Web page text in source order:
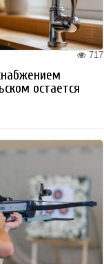
717
остается